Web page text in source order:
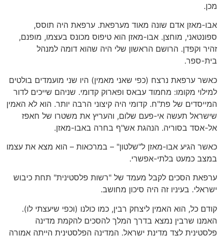
מכן.
אבו-מאזן אדם שונה מאוד מערפאת. ערפאת היה תוסס,
ספונטאני, מוחצן. אבו-מאזן הוא טיפוס מכונס בעצמו, מופנם,
זהיר וקפדן. הרושם הראשון שלי היה שהוא דומה למנהל
בית-ספר.
כאשר ערפאת נרצח (כפי שאני מאמין) היו שני מועמדים בולטים
למילוי מקומו: מחמוד עבאס ופארוק קדומי. שניהם שייכים לדור
המייסדים של פת"ח. קדומי היה קיצוני הרבה יותר. הוא לא האמין
שישראל תעשה אי-פעם שלום, והעריץ את משטרו של חאפז
אל-אסד בסוריה. הנהגת אש"ף בחרה באבו-מאזן.
כאשר הגיע אבו-מאזן ל"שלטון" – במרכאות – הוא מצא את עצמו
במצב כמעט בלתי-אפשרי.
ערפאת הסכים לקבל מעמד של "רשות פלסטינית" תחת כיבוש
ישראלי. בעיניו זה היה סיכון מחושב.
קודם כל, הוא האמין ליצחק רבין, כמו כולנו (וכפי שיעצתי לו).
האמנו שרבין נמצא בדרך המלך להסכים להקמת מדינה
פלסטינית לצד מדינת ישראל. המדינה הפלסטינית הייתה אמורה